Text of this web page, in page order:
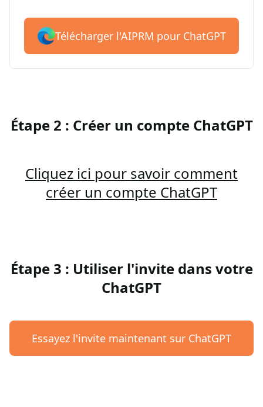
Télécharger l'AIPRM pour ChatGPT
Étape 2 : Créer un compte ChatGPT
Cliquez ici pour savoir comment
créer un compte ChatGPT
Étape 3 : Utiliser l'invite dans votre
ChatGPT
Essayez l'invite maintenant sur ChatGPT